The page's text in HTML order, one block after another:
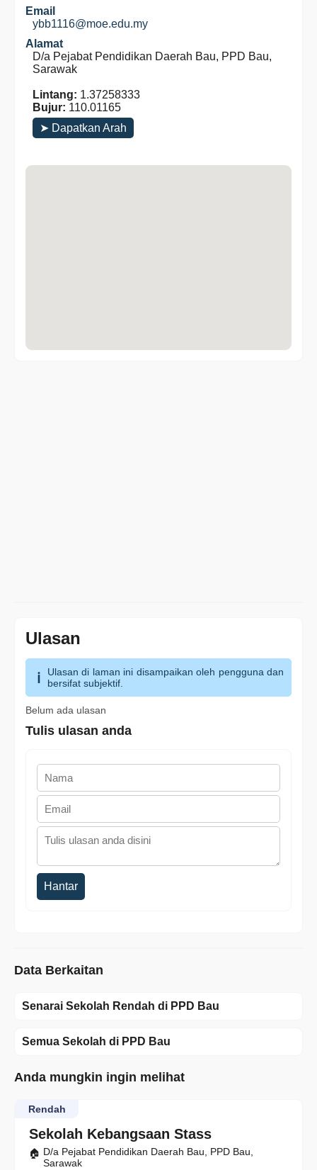
Email
ybb1116@moe.edu.my
Alamat
D/a Pejabat Pendidikan Daerah Bau, PPD Bau,
Sarawak
Lintang: 1.37258333
Bujur: 110.01165
➤ Dapatkan Arah
Ulasan
Ulasan di laman ini disampaikan oleh pengguna dan
bersifat subjektif.
Belum ada ulasan
Tulis ulasan anda
Hantar
Data Berkaitan
Senarai Sekolah Rendah di PPD Bau
Semua Sekolah di PPD Bau
Anda mungkin ingin melihat
Sekolah Kebangsaan Stass
Rendah
D/a Pejabat Pendidikan Daerah Bau, PPD Bau,
Sarawak